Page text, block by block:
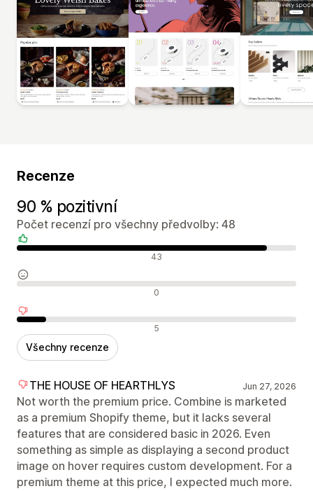
Recenze
90 % pozitivní
Počet recenzí pro všechny předvolby: 48
Pozitivní recenze 43
Neutrální recenze 0
Negativní recenze 5
Všechny recenze
THE HOUSE OF HEARTHLYS Jun 27, 2026
Not worth the premium price. Combine is marketed
as a premium Shopify theme, but it lacks several
features that are considered basic in 2026. Even
something as simple as displaying a second product
image on hover requires custom development. For a
premium theme at this price, I expected much more.